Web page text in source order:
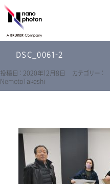
DSC_0061-2
投稿日 : 2020年12月8日 カテゴリー :
NemotoTakeshi